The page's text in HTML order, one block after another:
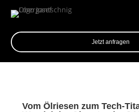
Jetzt anfragen
Vom Ölriesen zum Tech-